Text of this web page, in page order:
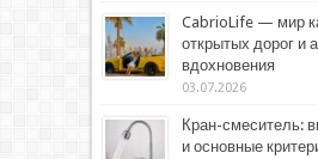
CabrioLife — мир
открытых дорог и
вдохновения
03.07.2026
Кран-смеситель:
и основные